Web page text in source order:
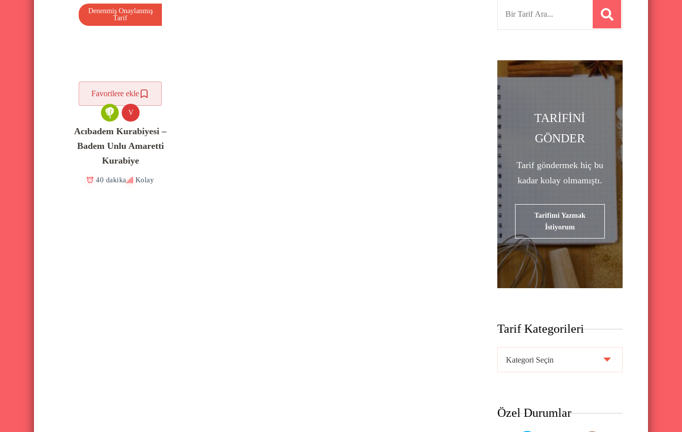
Favorilere ekle
Denenmiş Onaylanmış
Tarif
V
Acıbadem Kurabiyesi –
Badem Unlu Amaretti
Kurabiye
40 dakika Kolay
f
o
r
:
TARİFİNİ
GÖNDER
Tarif göndermek hiç bu
kadar kolay olmamıştı.
Tarifimi Yazmak
İstiyorum
Tarif Kategorileri
a
f
Özel Durumlar